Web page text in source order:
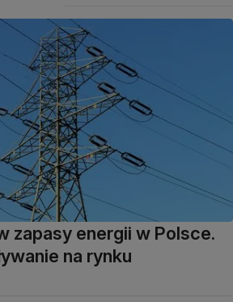
zapasy energii w Polsce.
na rynku